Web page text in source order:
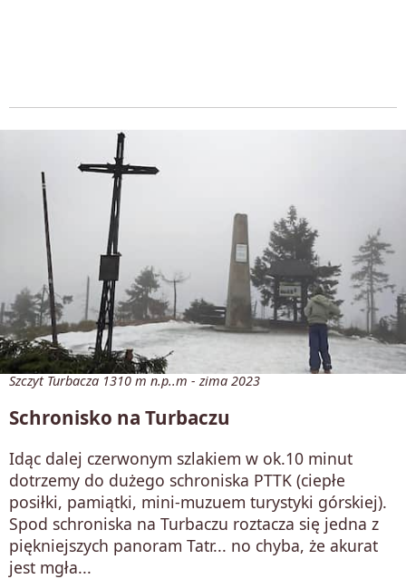
Szczyt Turbacza 1310 m n.p..m - zima 2023
Schronisko na Turbaczu
Idąc dalej czerwonym szlakiem w ok.10 minut
dotrzemy do dużego schroniska PTTK (ciepłe
posiłki, pamiątki, mini-muzuem turystyki górskiej).
Spod schroniska na Turbaczu roztacza się jedna z
piękniejszych panoram Tatr... no chyba, że akurat
jest mgła...